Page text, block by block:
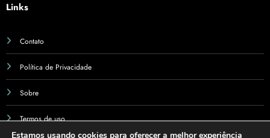
Links
Contato
Política de Privacidade
Sobre
Termos de uso
Estamos usando cookies para oferecer a melhor experiência